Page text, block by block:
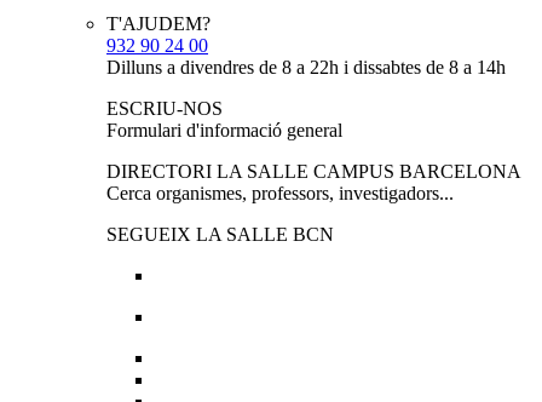
T'AJUDEM?
932 90 24 00
Dilluns a divendres de 8 a 22h i dissabtes de 8 a 14h
ESCRIU-NOS
Formulari d'informació general
DIRECTORI LA SALLE CAMPUS BARCELONA
Cerca organismes, professors, investigadors...
SEGUEIX LA SALLE BCN